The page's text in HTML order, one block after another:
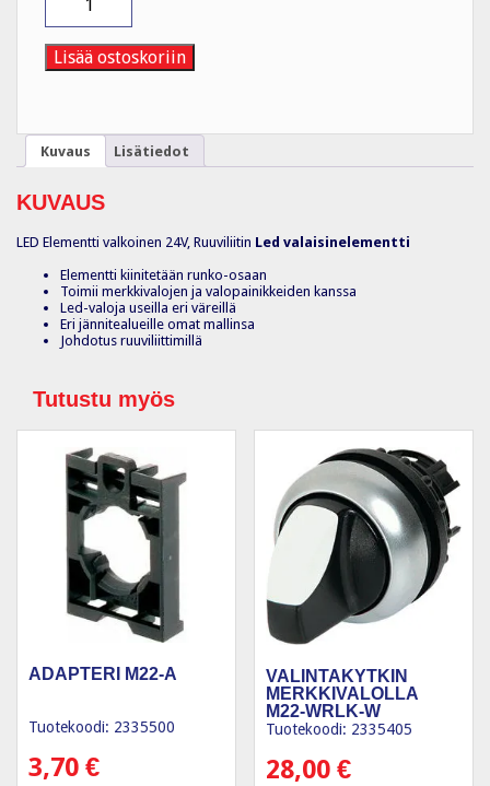
ZBVB1
määrä
Lisää ostoskoriin
Kuvaus Lisätiedot
KUVAUS
LED Elementti valkoinen 24V, Ruuviliitin Led valaisinelementti
Elementti kiinitetään runko-osaan
Toimii merkkivalojen ja valopainikkeiden kanssa
Led-valoja useilla eri väreillä
Eri jännitealueille omat mallinsa
Johdotus ruuviliittimillä
Tutustu myös
ADAPTERI M22-A
Tuotekoodi: 2335500
3,70 €
VALINTAKYTKIN
MERKKIVALOLLA
M22-WRLK-W
Tuotekoodi: 2335405
28,00€